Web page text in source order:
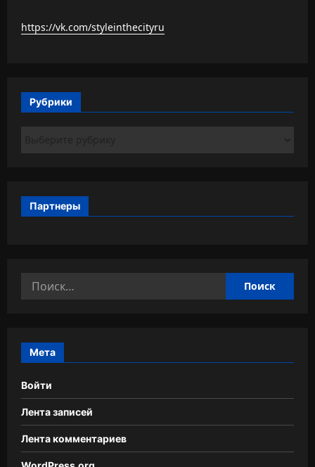
https://vk.com/styleinthecityru
Рубрики
Партнеры
Найти:
Мета
Войти
Лента записей
Лента комментариев